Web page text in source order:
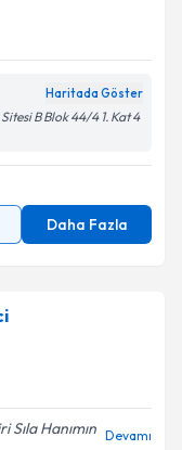
Haritada Göster
B Blok 44/4 1. Kat 4
Daha Fazla
Hanımın Devamı